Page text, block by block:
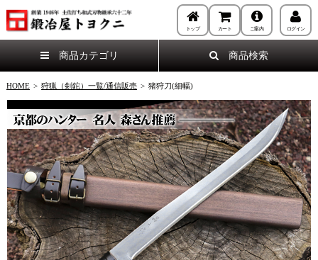
トップ カート ご案内 ログイン
商品カテゴリ 商品検索
HOME > 狩猟（剣鉈）一覧/通信販売 > 猪狩刀(細幅)